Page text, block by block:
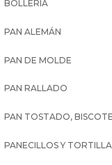
BOLLERÍA
PAN ALEMÁN
PAN DE MOLDE
PAN RALLADO
PAN TOSTADO,
PANECILLOS Y